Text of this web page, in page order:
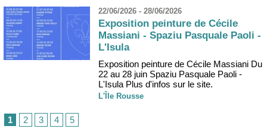
22/06/2026 - 28/06/2026
Exposition peinture de Cécile
Massiani - Spaziu Pasquale Paoli -
L'Isula
Exposition peinture de Cécile Massiani Du
22 au 28 juin Spaziu Pasquale Paoli -
L'Isula Plus d'infos sur le site.
L'Île Rousse
1 2 3 4 5